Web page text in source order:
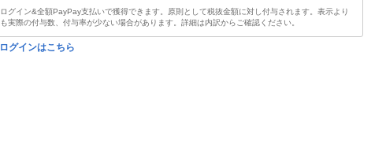
ログイン&全額PayPay支払いで獲得できます。原則として税抜金額に対し付与されます。表示より
も実際の付与数、付与率が少ない場合があります。詳細は内訳からご確認ください。
ログインはこちら